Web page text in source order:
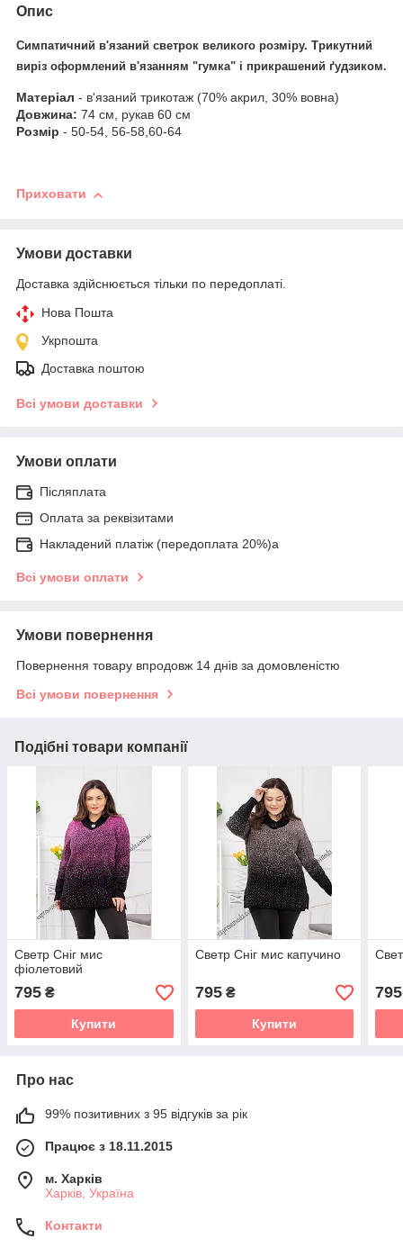
Опис
Симпатичний в'язаний светрок великого розміру. Трикутний
виріз оформлений в'язанням "гумка" і прикрашений ґудзиком.
Матеріал - в'язаний трикотаж (70% акрил, 30% вовна)
Довжина: 74 см, рукав 60 см
Розмір - 50-54, 56-58,60-64
Приховати
Умови доставки
Доставка здійснюється тільки по передоплаті.
Нова Пошта
Укрпошта
Доставка поштою
Всі умови доставки
Умови оплати
Післяплата
Оплата за реквізитами
Накладений платіж (передоплата 20%)а
Всі умови оплати
Умови повернення
Повернення товару впродовж 14 днів за домовленістю
Всі умови повернення
Подібні товари компанії
Светр Сніг мис
фіолетовий
795 ₴
Купити
Светр Сніг мис капучино
795₴
Купити
795
Про нас
99% позитивних з 95 відгуків за рік
Працює з 18.11.2015
м. Харків
Харків, Україна
Контакти